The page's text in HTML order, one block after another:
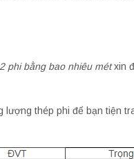
phi bằng bao nhiêu métxin
thép phi để bạn tiện